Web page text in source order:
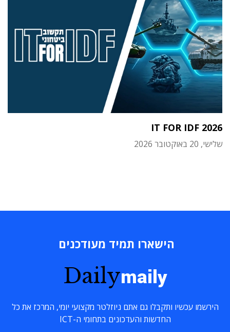
IT FOR IDF 2026
שלישי, 20 באוקטובר 2026
הישארו תמיד מעודכנים
Dailymaily
הירשמו עכשיו ותקבלו גם אתם ניוזלטר מקצועי יומי, המרכז את כל
החדשות והעדכונים בתחומי ה-ICT